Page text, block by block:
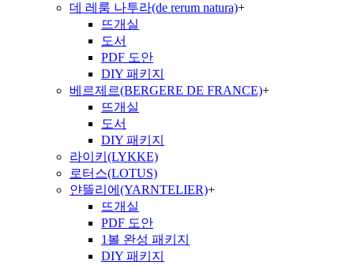
데 레룸 나투라(de rerum natura)+
뜨개실
도서
PDF 도안
DIY 패키지
베르제르(BERGERE DE FRANCE)+
뜨개실
도서
DIY 패키지
라이키(LYKKE)
로터스(LOTUS)
얀뜰리에(YARNTELIER)+
뜨개실
PDF 도안
1볼 완성 패키지
DIY 패키지